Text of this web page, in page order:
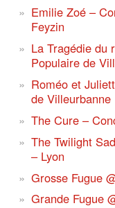
Emilie Zoé –
Feyzin
La Tragédie du
Populaire de
Roméo et
de Villeurbanne
The Cure –
The Twilight
– Lyon
Grosse Fugue
Grande Fugue